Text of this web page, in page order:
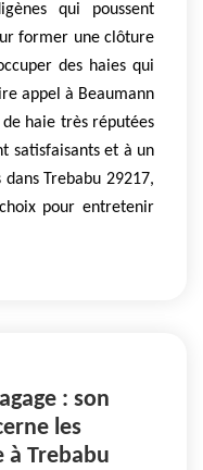
qui poussent
former une clôture
des haies qui
appel à Beaumann
haie très réputées
satisfaisants et à un
Trebabu 29217,
pour entretenir
: son
les
à Trebabu